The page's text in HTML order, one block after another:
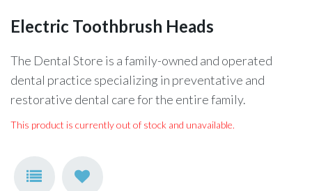
Electric Toothbrush Heads
The Dental Store is a family-owned and operated
dental practice specializing in preventative and
restorative dental care for the entire family.
This product is currently out of stock and unavailable.